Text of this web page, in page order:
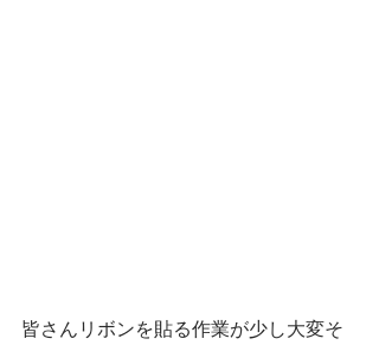
皆さんリボンを貼る作業が少し大変そ